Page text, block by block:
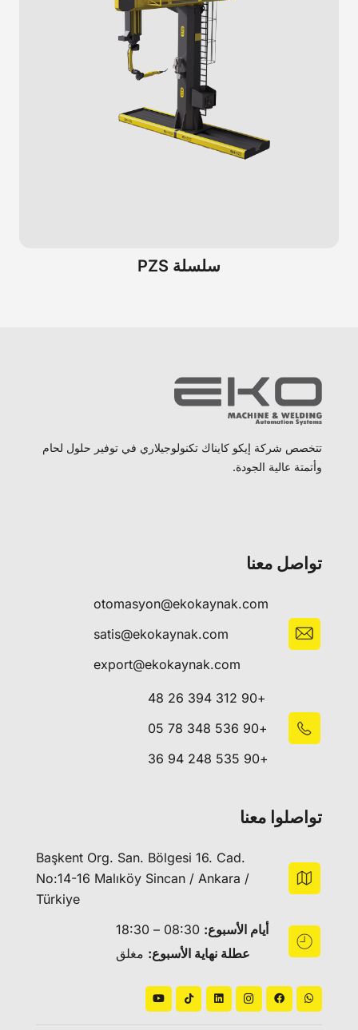
سلسلة PZS
تتخصص شركة إيكو كايناك تكنولوجيلاري في توفير حلول لحام
وأتمتة عالية الجودة.
تواصل معنا
otomasyon@ekokaynak.com
satis@ekokaynak.com
export@ekokaynak.com
+90 312 394 26 48
+90 536 348 78 05
+90 535 248 94 36
تواصلوا معنا
Başkent Org. San. Bölgesi 16. Cad.
No:14-16 Malıköy Sincan / Ankara /
Türkiye
أيام الأسبوع:
عطلة نهاية الأسبوع: مغلق